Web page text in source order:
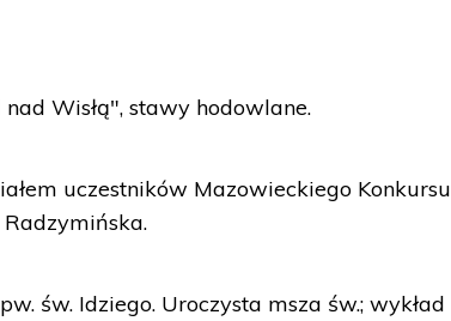
Wisłą", stawy hodowlane.
uczestników Mazowieckiego Konkursu
św. Idziego. Uroczysta msza św.; wykład